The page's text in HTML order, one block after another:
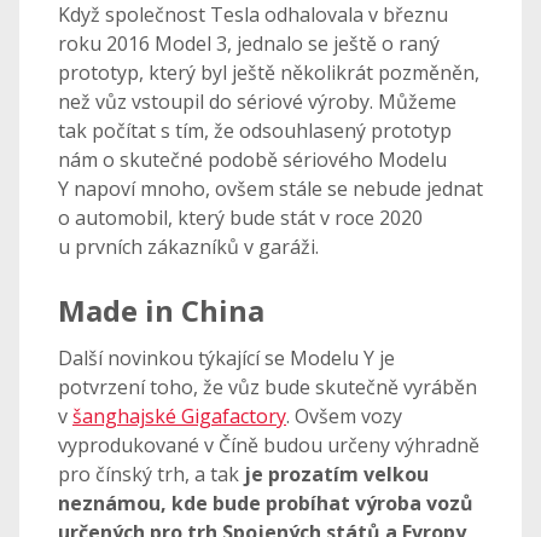
Když společnost Tesla odhalovala v březnu
roku 2016 Model 3, jednalo se ještě o raný
prototyp, který byl ještě několikrát pozměněn,
než vůz vstoupil do sériové výroby. Můžeme
tak počítat s tím, že odsouhlasený prototyp
nám o skutečné podobě sériového Modelu
Y napoví mnoho, ovšem stále se nebude jednat
o automobil, který bude stát v roce 2020
u prvních zákazníků v garáži.
Made in China
Další novinkou týkající se Modelu Y je
potvrzení toho, že vůz bude skutečně vyráběn
všanghajské Gigafactory. Ovšem vozy
vyprodukované v Číně budou určeny výhradně
pro čínský trh, a tak je prozatím velkou
neznámou, kde bude probíhat výroba vozů